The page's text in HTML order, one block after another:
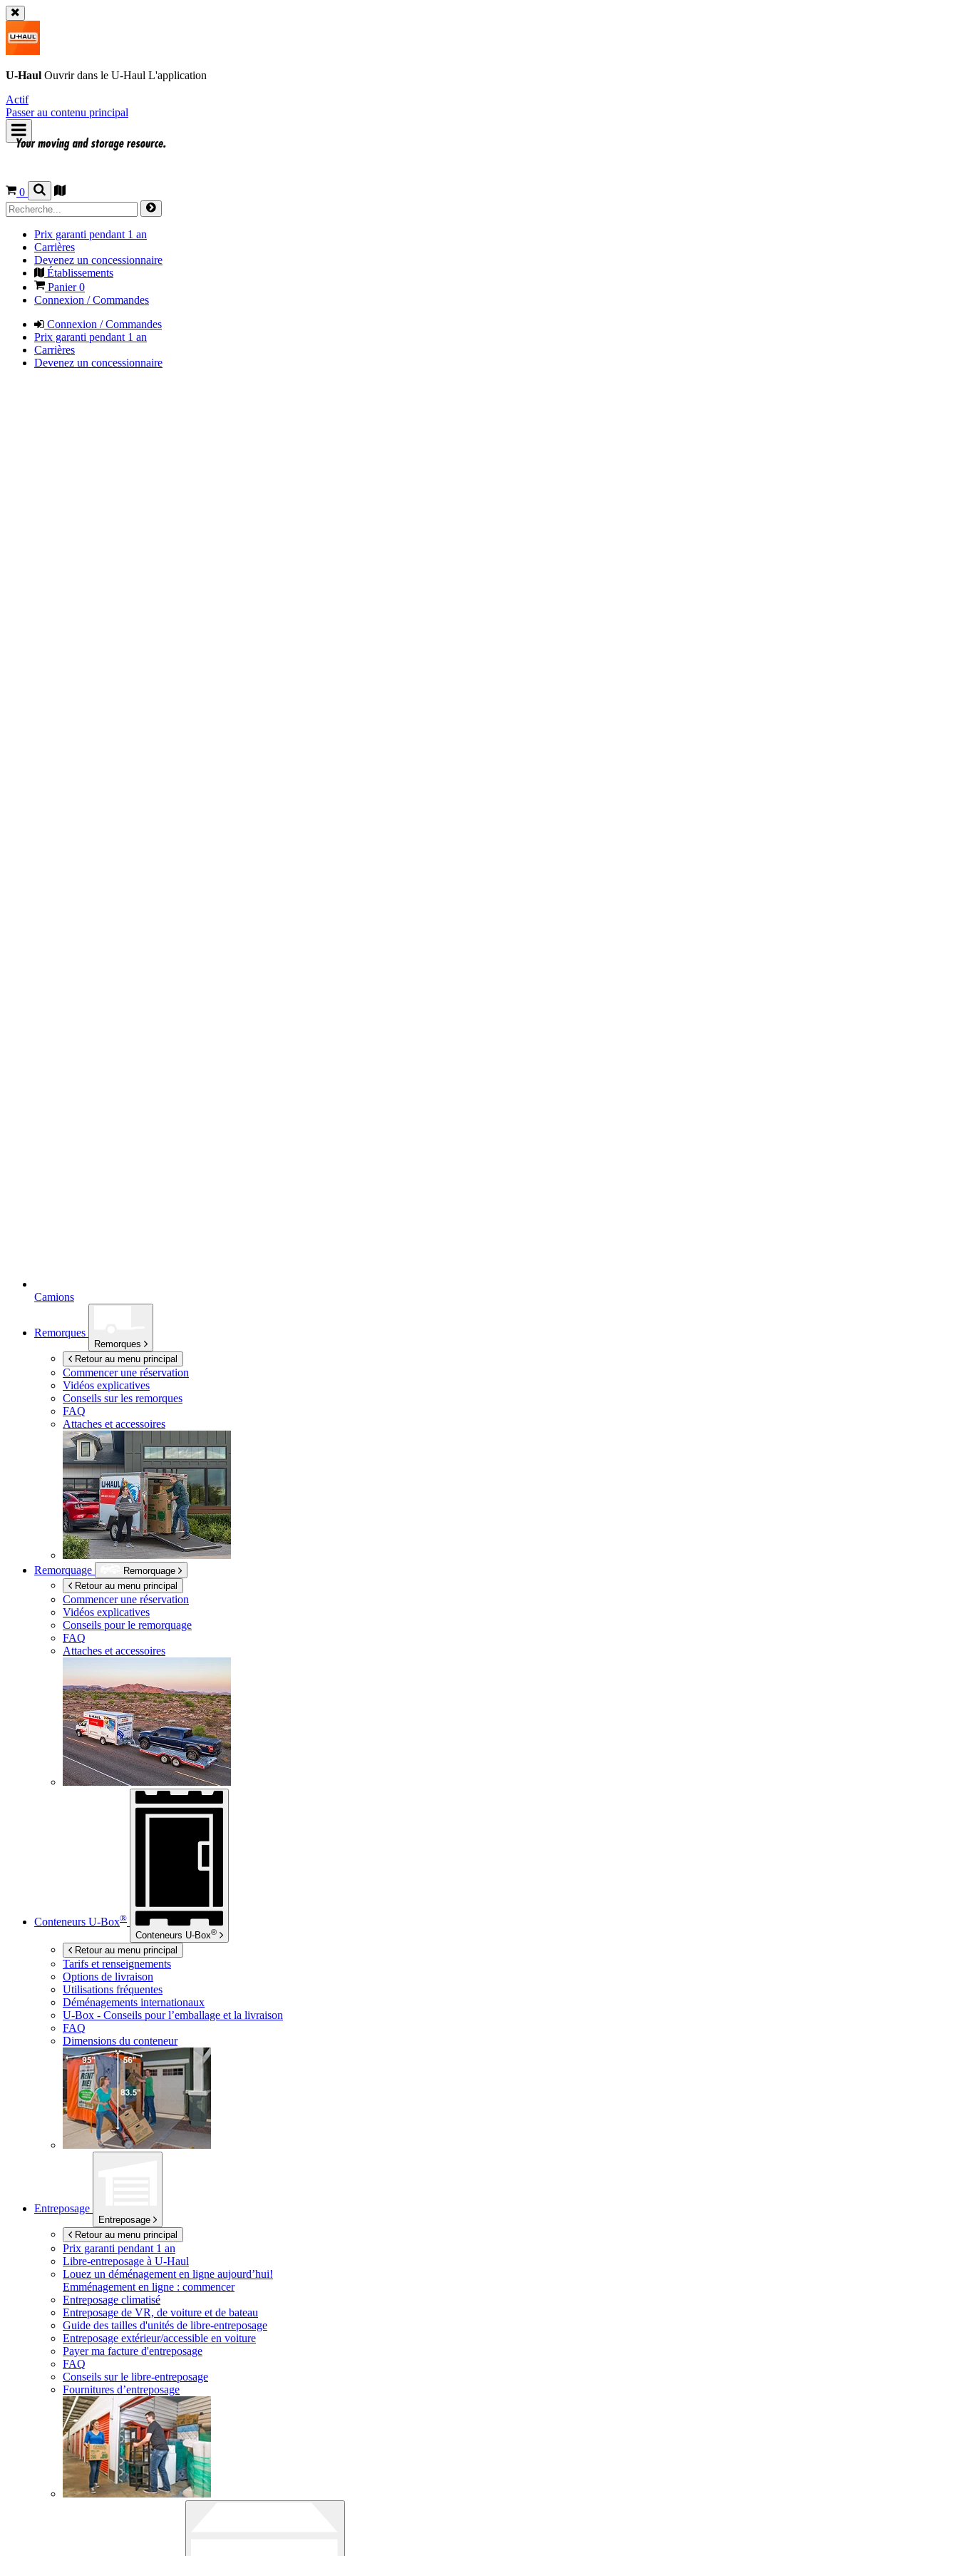
U-Haul Ouvrir dans le U-Haul L'application
Actif
Passer au contenu principal
0
Prix garanti pendant 1 an
Carrières
Devenez un concessionnaire
Établissements
Panier0
Connexion / Commandes
Connexion / Commandes
Prix garanti pendant 1 an
Carrières
Devenez un concessionnaire
Camions
Remorques
Remorques
Retour au menu principal
Commencer une réservation
Vidéos explicatives
Conseils sur les remorques
FAQ
Attaches et accessoires
Remorquage
Remorquage
Retour au menu principal
Commencer une réservation
Vidéos explicatives
Conseils pour le remorquage
FAQ
Attaches et accessoires
Conteneurs U-Box®
Conteneurs U-Box®
Retour au menu principal
Tarifs et renseignements
Options de livraison
Utilisations fréquentes
Déménagements internationaux
U-Box - Conseils pour l’emballage et la livraison
FAQ
Dimensions du conteneur
Entreposage
Entreposage
Retour au menu principal
Prix garanti pendant 1 an
Libre-entreposage à U-Haul
Louez un déménagement en ligne aujourd’hui!
Emménagement en ligne : commencer
Entreposage climatisé
Entreposage de VR, de voiture et de bateau
Guide des tailles d'unités de libre-entreposage
Entreposage extérieur/accessible en voiture
Payer ma facture d'entreposage
FAQ
Conseils sur le libre-entreposage
Fournitures d’entreposage